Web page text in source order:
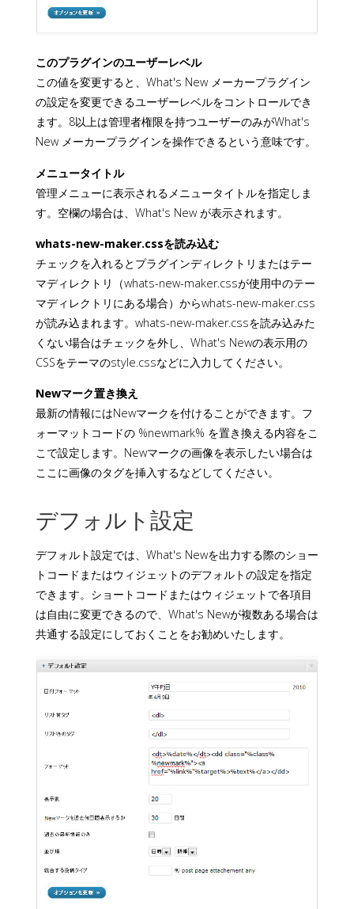
このプラグインのユーザーレベル
この値を変更すると、What's New メーカープラグイン
の設定を変更できるユーザーレベルをコントロールでき
ます。8以上は管理者権限を持つユーザーのみがWhat's
New メーカープラグインを操作できるという意味です。
メニュータイトル
管理メニューに表示されるメニュータイトルを指定しま
す。空欄の場合は、What's New が表示されます。
whats-new-maker.cssを読み込む
チェックを入れるとプラグインディレクトリまたはテー
マディレクトリ（whats-new-maker.cssが使用中のテー
マディレクトリにある場合）からwhats-new-maker.css
が読み込まれます。whats-new-maker.cssを読み込みた
くない場合はチェックを外し、What's Newの表示用の
CSSをテーマのstyle.cssなどに入力してください。
Newマーク置き換え
最新の情報にはNewマークを付けることができます。フ
ォーマットコードの %newmark% を置き換える内容をこ
こで設定します。Newマークの画像を表示したい場合は
ここに画像のタグを挿入するなどしてください。
デフォルト設定
デフォルト設定では、What's Newを出力する際のショー
トコードまたはウィジェットのデフォルトの設定を指定
できます。ショートコードまたはウィジェットで各項目
は自由に変更できるので、What's Newが複数ある場合は
共通する設定にしておくことをお勧めいたします。